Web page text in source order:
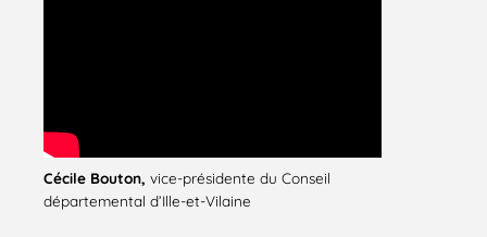
Cécile Bouton, vice-présidente du Conseil
départemental d’Ille-et-Vilaine